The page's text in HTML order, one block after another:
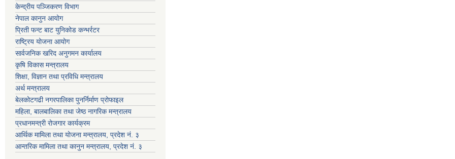
केन्द्रीय पञ्जिकरण विभाग
नेपाल कानुन आयोग
प्रिती फन्ट बाट युनिकोड कन्भर्रटर
राष्ट्रिय योजना आयोग
सार्वजनिक खरिद अनुगमन कार्यालय
कृषि विकास मन्त्रालय
शिक्षा, विज्ञान तथा प्रविधि मन्त्रालय
अर्थ मन्त्रालय
बेलकोटगढी नगरपालिका पुनर्निर्माण प्रोफाइल
महिला, बालबालिका तथा जेष्ठ नागरिक मन्त्रालय
प्रधानमन्त्री रोजगार कार्यक्रम
आर्थिक मामिला तथा योजना मन्त्रालय, प्रदेश नं. ३
आन्तरिक मामिला तथा कानुन मन्त्रालय, प्रदेश नं. ३